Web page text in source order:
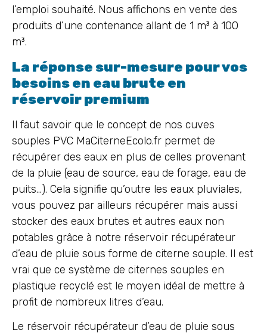
l’emploi souhaité. Nous affichons en vente des
produits d’une contenance allant de 1 m³ à 100
m³.
La réponse sur-mesure pour vos
besoins en eau brute en
réservoir premium
Il faut savoir que le concept de nos cuves
souples PVC MaCiterneEcolo.fr permet de
récupérer des eaux en plus de celles provenant
de la pluie (eau de source, eau de forage, eau de
puits…). Cela signifie qu’outre les eaux pluviales,
vous pouvez par ailleurs récupérer mais aussi
stocker des eaux brutes et autres eaux non
potables grâce à notre réservoir récupérateur
d’eau de pluie sous forme de citerne souple. Il est
vrai que ce système de citernes souples en
plastique recyclé est le moyen idéal de mettre à
profit de nombreux litres d’eau.
Le réservoir récupérateur d’eau de pluie sous